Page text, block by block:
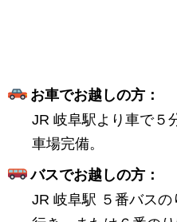
お車でお越しの方：
JR 岐阜駅より車で５
車場完備。
バスでお越しの方：
JR 岐阜駅 ５番バス